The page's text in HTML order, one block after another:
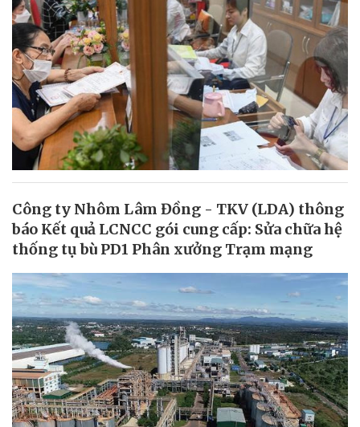
Công ty Nhôm Lâm Đồng - TKV (LDA) thông
báo Kết quả LCNCC gói cung cấp: Sửa chữa hệ
thống tụ bù PD1 Phân xưởng Trạm mạng